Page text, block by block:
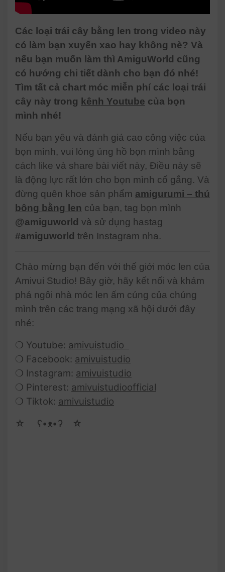
Các loại trái cây bằng len trong video này
có làm bạn xuyến xao hay không nè? Và
nếu bạn muốn làm thì AmiguWorld cũng
có hướng chi tiết dành cho bạn đó nhé!
Tìm tất cả chart móc miễn phí các loại trái
cây này trong kênh Youtube của bọn
mình nhé!
Nếu bạn yêu và đánh giá cao công việc của
bọn mình, vui lòng ủng hồ bọn mình bằng
cách like và share bài viết này, Điều này sẽ
là động lực rất lớn cho bọn mình cố gắng. Và
đừng quên khoe sản phẩm amigurumi – thú
bông bằng len của bạn, tag bọn mình
@amiguworld và sử dụng hastag
#amiguworld trên Instagram nha.
Chào mừng bạn đến với thế giới móc len của
Amivui Studio! Bây giờ, hãy kết nối và khám
phá ngôi nhà móc len ấm cúng của chúng
mình trên các trang mạng xã hội dưới đây
nhé:
❍ Youtube: amivuistudio
❍ Facebook: amivuistudio
❍ Instagram: amivuistudio
❍ Pinterest: amivuistudioofficial
❍ Tiktok: amivuistudio
☆ゝ ʕ•ᴥ•ʔゝ☆